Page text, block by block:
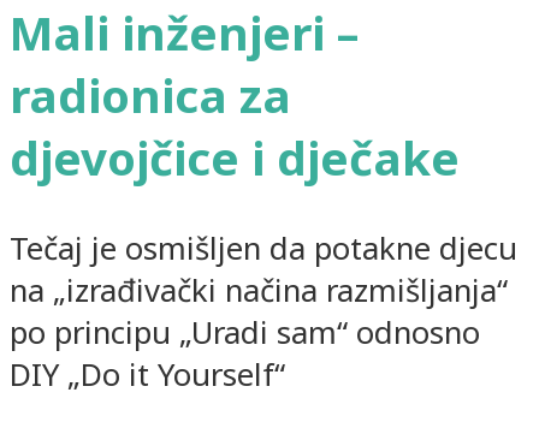
Mali inženjeri –
radionica za
djevojčice i dječake
Tečaj je osmišljen da potakne djecu
na „izrađivački načina razmišljanja“
po principu „Uradi sam“ odnosno
DIY „Do it Yourself“